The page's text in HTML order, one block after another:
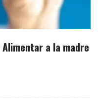
a la madre